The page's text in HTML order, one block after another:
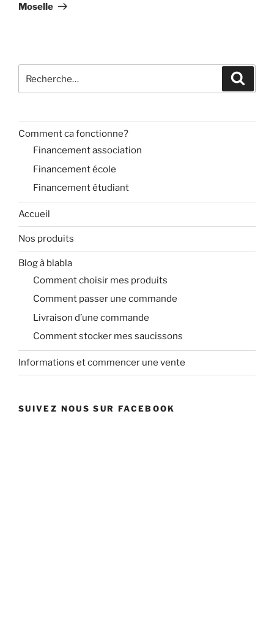
Moselle
pour
Comment ca fonctionne?
Financement association
Financement école
Financement étudiant
Accueil
Nos produits
Blog à blabla
Comment choisir mes produits
Comment passer une commande
Livraison d’une commande
Comment stocker mes saucissons
Informations et commencer une vente
SUIVEZ NOUS SUR FACEBOOK